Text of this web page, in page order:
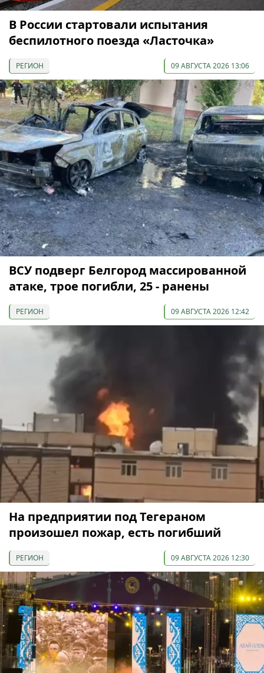
В России стартовали испытания
беспилотного поезда «Ласточка»
РЕГИОН 09 АВГУСТА 2026 13:06
ВСУ подверг Белгород массированной
атаке, трое погибли, 25 - ранены
РЕГИОН 09 АВГУСТА 2026 12:42
На предприятии под Тегераном
произошел пожар, есть погибший
РЕГИОН 09 АВГУСТА 2026 12:30